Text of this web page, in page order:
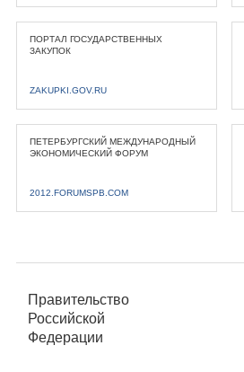
ПОРТАЛ ГОСУДАРСТВЕННЫХ
ЗАКУПОК
ZAKUPKI.GOV.RU
ПЕТЕРБУРГСКИЙ МЕЖДУНАРОДНЫЙ
ЭКОНОМИЧЕСКИЙ ФОРУМ
2012.FORUMSPB.COM
Правительство
Российской
Федерации